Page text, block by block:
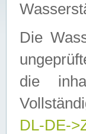
Die
die
DL-DE-